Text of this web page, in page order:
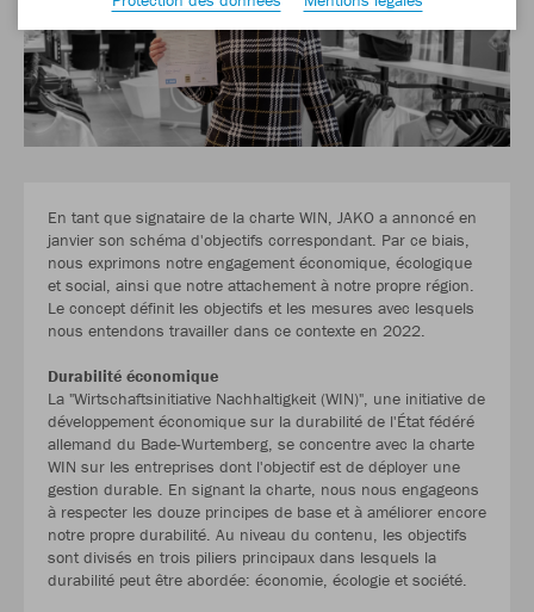
En tant que signataire de la charte WIN, JAKO a annoncé en
janvier son schéma d'objectifs correspondant. Par ce biais,
nous exprimons notre engagement économique, écologique
et social, ainsi que notre attachement à notre propre région.
Le concept définit les objectifs et les mesures avec lesquels
nous entendons travailler dans ce contexte en 2022.
Durabilité économique
La "Wirtschaftsinitiative Nachhaltigkeit (WIN)", une initiative de
développement économique sur la durabilité de l'État fédéré
allemand du Bade-Wurtemberg, se concentre avec la charte
WIN sur les entreprises dont l'objectif est de déployer une
gestion durable. En signant la charte, nous nous engageons
à respecter les douze principes de base et à améliorer encore
notre propre durabilité. Au niveau du contenu, les objectifs
sont divisés en trois piliers principaux dans lesquels la
durabilité peut être abordée: économie, écologie et société.